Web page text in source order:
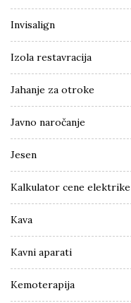
Invisalign
Izola restavracija
Jahanje za otroke
Javno naročanje
Jesen
Kalkulator cene elektrike
Kava
Kavni aparati
Kemoterapija